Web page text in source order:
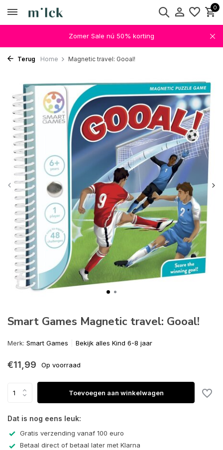
0
Zomer Sale nú 50% korting
Terug Home Magnetic travel: Gooal!
Smart Games Magnetic travel: Gooal!
Merk: Smart Games Bekijk alles Kind 6-8 jaar
€11,99 Op voorraad
Toevoegen aan winkelwagen
Dat is nog eens leuk:
Gratis verzending vanaf 100 euro
Betaal direct of betaal later met Klarna